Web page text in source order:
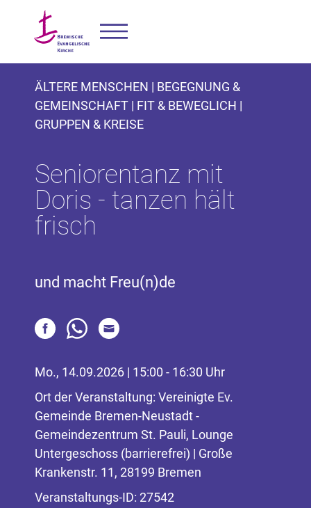
ÄLTERE MENSCHEN | BEGEGNUNG &
GEMEINSCHAFT | FIT & BEWEGLICH |
GRUPPEN & KREISE
Seniorentanz mit
Doris - tanzen hält
frisch
und macht Freu(n)de
Mo., 14.09.2026 | 15:00 - 16:30 Uhr
Ort der Veranstaltung: Vereinigte Ev.
Gemeinde Bremen-Neustadt -
Gemeindezentrum St. Pauli, Lounge
Untergeschoss (barrierefrei) | Große
Krankenstr. 11, 28199 Bremen
Veranstaltungs-ID: 27542